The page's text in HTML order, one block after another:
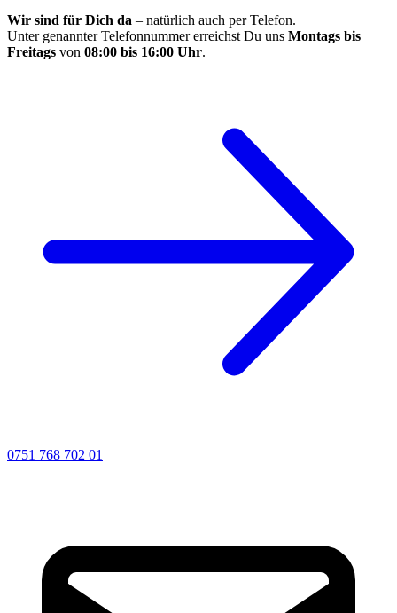
Wir sind für Dich da – natürlich auch per Telefon.
Unter genannter Telefonnummer erreichst Du uns Montags bis
Freitags von 08:00 bis 16:00 Uhr.
0751 768 702 01